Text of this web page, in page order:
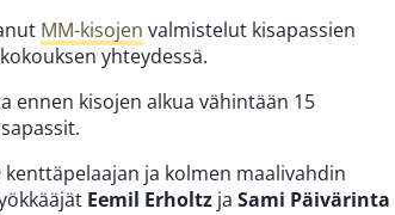
MM-kisojen valmistelut kisapassien
yhteydessä.
ennen kisojen alkua vähintään 15
ja kolmen maalivahdin
Eemil Erholtz ja Sami Päivärinta